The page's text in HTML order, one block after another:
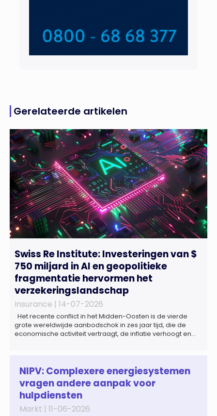
Gerelateerde artikelen
Swiss Re Institute: Investeringen van $
750 miljard in AI en geopolitieke
fragmentatie hervormen het
verzekeringslandschap
Insurance | 14-07-2026
Het recente conflict in het Midden-Oosten is de vierde
grote wereldwijde aanbodschok in zes jaar tijd, die de
economische activiteit vertraagt, de inflatie verhoogt en
wereldwijd naar verwachting afnemen tot 1,3% in reële
termen in […]
NIPV: Complexere energiesystemen
vragen andere aanpak voor
hulpdiensten
Markt | 11-06-2026